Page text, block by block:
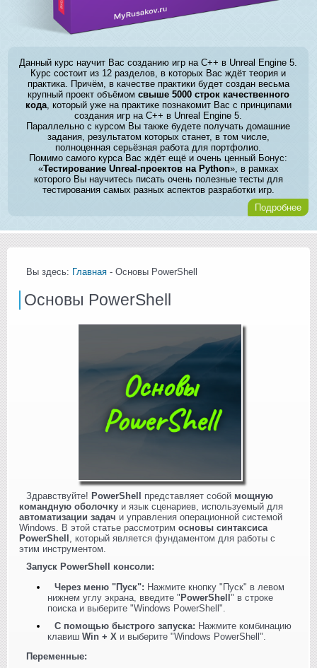
Данный курс научит Вас созданию игр на C++ в Unreal Engine 5.
Курс состоит из 12 разделов, в которых Вас ждёт теория и
практика. Причём, в качестве практики будет создан весьма
крупный проект объёмом свыше 5000 строк качественного
кода, который уже на практике познакомит Вас с принципами
создания игр на C++ в Unreal Engine 5.
Параллельно с курсом Вы также будете получать домашние
задания, результатом которых станет, в том числе,
полноценная серьёзная работа для портфолио.
Помимо самого курса Вас ждёт ещё и очень ценный Бонус:
«Тестирование Unreal-проектов на Python», в рамках
которого Вы научитесь писать очень полезные тесты для
тестирования самых разных аспектов разработки игр.
Подробнее
Вы здесь: Главная - Основы PowerShell
Основы PowerShell
Здравствуйте! PowerShell представляет собой мощную
командную оболочку и язык сценариев, используемый для
автоматизации задач и управления операционной системой
Windows. В этой статье рассмотрим основы синтаксиса
PowerShell , который является фундаментом для работы с
этим инструментом.
Запуск PowerShell консоли:
Через меню "Пуск": Нажмите кнопку "Пуск" в левом
нижнем углу экрана, введите " PowerShell " в строке
поиска и выберите "Windows PowerShell".
С помощью быстрого запуска: Нажмите комбинацию
клавиш Win + X и выберите "Windows PowerShell".
Переменные: